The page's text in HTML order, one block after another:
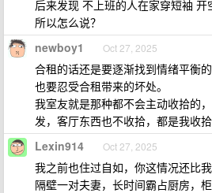
后来发现 不上班的人在家穿短袖 开
所以怎么说？
newboy1 Oct 27, 2025
合租的话还是要逐渐找到情绪平衡
也要忍受合租带来的坏处。
我室友就是那种都不会主动收拾的
发，客厅东西也不收拾，都是我收拾
Lexin914 Oct 27, 2025
我之前也住过自如，你这情况还比我
隔壁一对夫妻，长时间霸占厨房，